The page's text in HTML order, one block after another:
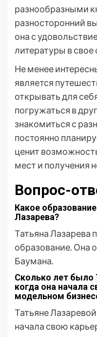
разнообразными
разносторонний
она с
литературы в
Не менее
является
открывать для
погружаться в
знакомиться с
постоянно
ценит
мест и получения
Вопрос-
Какое
Лазарева?
Татьяна Лазарева
образование. Она
Баумана.
Сколько лет было
когда она начала
модельном
Татьяне
начала свою